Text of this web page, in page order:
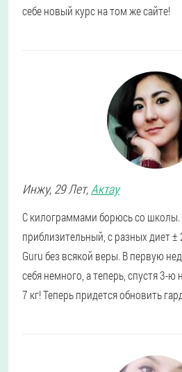
себе новый курс на том же сайте!
Инжу, 29 Лет,Актау
С килограммами борюсь со школы.
приблизительный, с разных диет ±
Guru без всякой веры. В первую
себя немного, а теперь, спустя 3-ю
7 кг! Теперь придется обновить